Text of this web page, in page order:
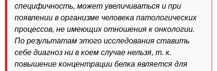
специфичность, может увеличиваться и при
появлении в организме человека патологических
процессов, не имеющих отношения к онкологии.
По результатам этого исследования ставить
себе диагноз ни в коем случае нельзя, т. к.
повышение концентрации белка является для